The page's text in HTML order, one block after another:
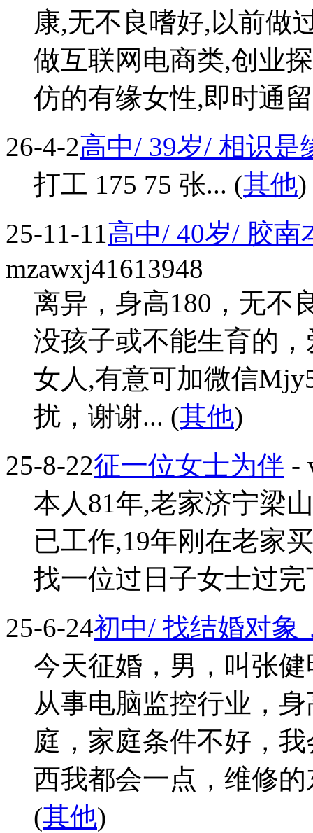
康,无不良嗜好,以前做
做互联网电商类,创业
仿的有缘女性,即时通
26-4-2高中/ 39岁/ 相识是
打工 175 75 张... (其他)
25-11-11高中/ 40岁/ 胶南
mzawxj41613948
离异，身高180，无不
没孩子或不能生育的
女人,有意可加微信
扰，谢谢... (其他)
25-8-22征一位女士为伴 -
本人81年,老家济宁梁
已工作,19年刚在老家
找一位过日子女士过完
25-6-24初中/ 找结婚对象
今天征婚，男，叫张
从事电脑监控行业，
庭，家庭条件不好，
西我都会一点，维修
(其他)